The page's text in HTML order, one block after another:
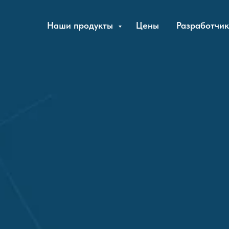
Наши продукты Цены